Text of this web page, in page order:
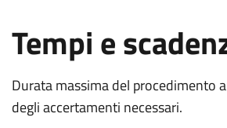
Tempi e
Durata massima del procedimento
degli accertamenti necessari.